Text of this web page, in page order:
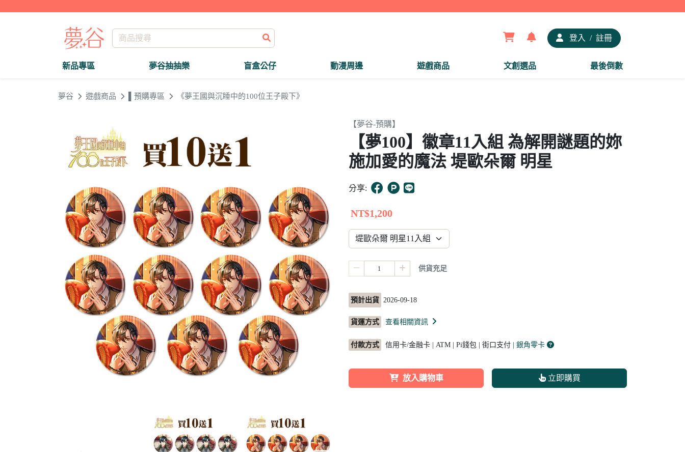
登入 / 註冊
新品專區 夢谷抽抽樂 盲盒公仔 動漫周邊 遊戲商品 文創選品 最後倒數
夢谷 遊戲商品 ▌預購專區 《夢王國與沉睡中的100位王子殿下》
【夢谷-預購】
【夢100】徽章11入組 為解開謎題的妳
施加愛的魔法 堤歐朵爾 明星
分享:
NT$1,200
供貨充足
預計出貨 2026-09-18
貨運方式 查看相關資訊
付款方式 信用卡/金融卡 | ATM | Pi錢包 | 街口支付 | 銀角零卡
放入購物車 立即購買